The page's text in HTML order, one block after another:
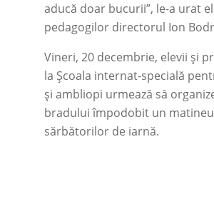
aducă doar bucurii”, le-a urat
pedagogilor directorul Ion
Vineri, 20 decembrie, elevii și
la Școala internat-specială
și ambliopi urmează să
bradului împodobit un
sărbătorilor de iarnă.